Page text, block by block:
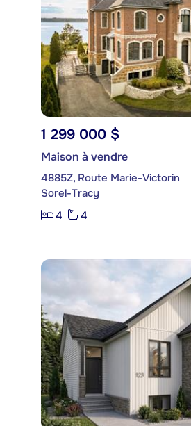
1 299 000 $
Maison à vendre
4885Z, Route Marie-Victorin
Sorel-Tracy
4
4